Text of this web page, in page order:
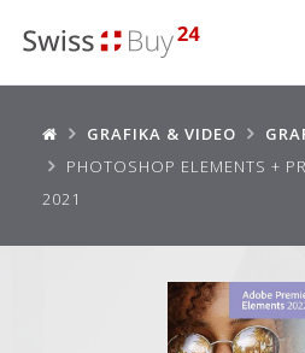
GRAFIKA & VIDEO
PHOTOSHOP ELEMENTS +
2021